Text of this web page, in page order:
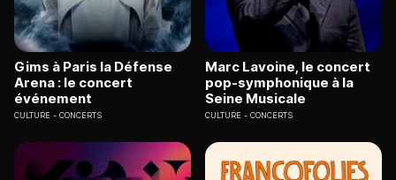
Gims à Paris la Défense
Arena : le concert
événement
CULTURE CONCERTS
Marc Lavoine, le concert
pop-symphonique à la
Seine Musicale
CULTURE CONCERTS